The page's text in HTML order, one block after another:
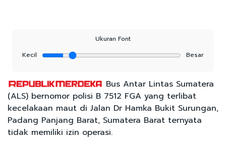
Ukuran Font
Kecil
Besar
Bus Antar Lintas Sumatera
(ALS) bernomor polisi B 7512 FGA yang terlibat
kecelakaan maut di Jalan Dr Hamka Bukit Surungan,
Padang Panjang Barat, Sumatera Barat ternyata
tidak memiliki izin operasi.